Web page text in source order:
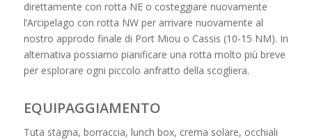
direttamente con rotta NE o costeggiare nuovamente
l’Arcipelago con rotta NW per arrivare nuovamente al
nostro approdo finale di Port Miou o Cassis (10-15 NM). In
alternativa possiamo pianificare una rotta molto più breve
per esplorare ogni piccolo anfratto della scogliera.
EQUIPAGGIAMENTO
Tuta stagna, borraccia, lunch box, crema solare, occhiali